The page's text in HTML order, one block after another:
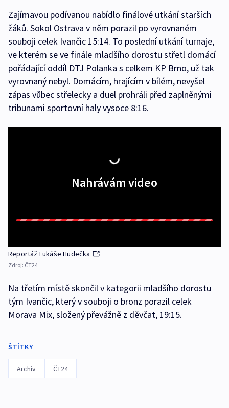
Zajímavou podívanou nabídlo finálové utkání starších
žáků. Sokol Ostrava v něm porazil po vyrovnaném
souboji celek Ivančic 15:14. To poslední utkání turnaje,
ve kterém se ve finále mladšího dorostu střetl domácí
pořádající oddíl DTJ Polanka s celkem KP Brno, už tak
vyrovnaný nebyl. Domácím, hrajícím v bílém, nevyšel
zápas vůbec střelecky a duel prohráli před zaplněnými
tribunami sportovní haly vysoce 8:16.
Nahrávám video
Reportáž Lukáše Hudečka
Zdroj: ČT24
Na třetím místě skončil v kategorii mladšího dorostu
tým Ivančic, který v souboji o bronz porazil celek
Morava Mix, složený převážně z děvčat, 19:15.
ŠTÍTKY
Archiv ČT24